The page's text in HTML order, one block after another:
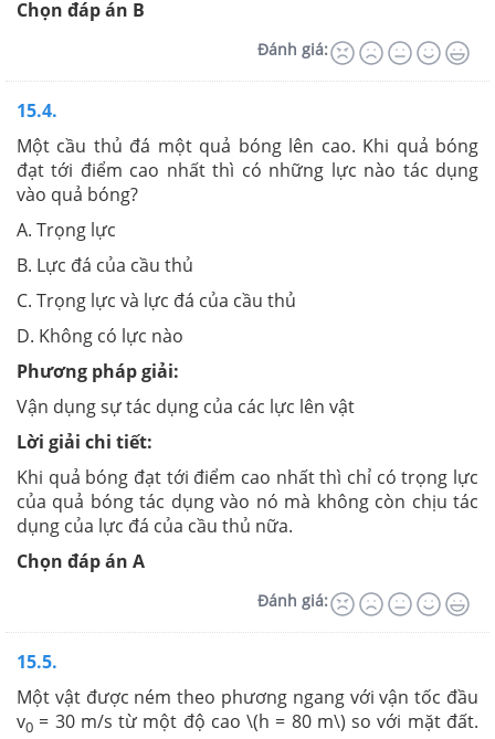
Chọn đáp án B
Đánh giá:
15.4.
Một cầu thủ đá một quả bóng lên cao. Khi quả bóng
đạt tới điểm cao nhất thì có những lực nào tác dụng
vào quả bóng?
A. Trọng lực
B. Lực đá của cầu thủ
C. Trọng lực và lực đá của cầu thủ
D. Không có lực nào
Phương pháp giải:
Vận dụng sự tác dụng của các lực lên vật
Lời giải chi tiết:
Khi quả bóng đạt tới điểm cao nhất thì chỉ có trọng lực
của quả bóng tác dụng vào nó mà không còn chịu tác
dụng của lực đá của cầu thủ nữa.
Chọn đáp án A
Đánh giá:
15.5.
Một vật được ném theo phương ngang với vận tốc đầu
v0 = 30 m/s từ một độ cao \(h = 80 m\) so với mặt đất.